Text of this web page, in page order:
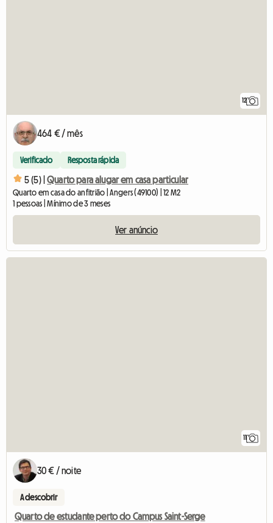
12
464 € / mês
Verificado Resposta rápida
5 (5) | Quarto para alugar em casa particular
Quarto em casa do anfitrião | Angers (49100) | 12 M2
1 pessoas | Mínimo de 3 meses
Ver anúncio
30 € / noite
A descobrir
Quarto de estudante perto do Campus Saint-Serge